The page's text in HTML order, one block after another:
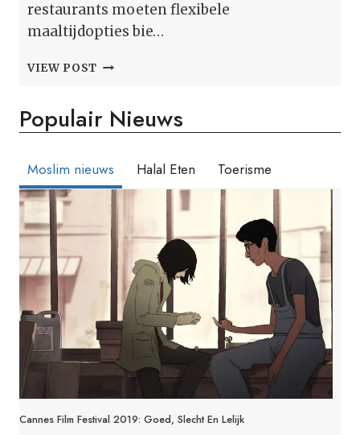
restaurants moeten flexibele
maaltijdopties bie…
VIEW POST HOTELS
VRIENDELIJK
VOOR
TIJDENS
RAMADAN
Populair Nieuws
Moslim nieuws Halal Eten Toerisme
Cannes Film Festival 2019: Goed, Slecht En Lelijk